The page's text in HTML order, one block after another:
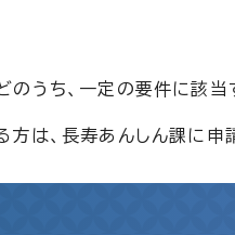
うち、一定の要件に該
は、長寿あんしん課に申